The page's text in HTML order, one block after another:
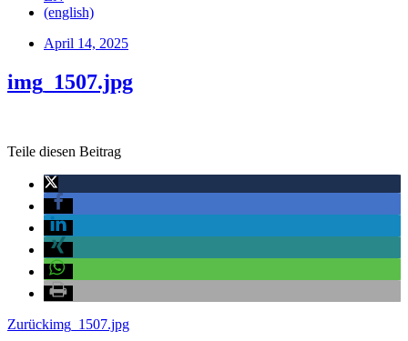
(english)
April 14, 2025
img_1507.jpg
Teile diesen Beitrag
Zurückimg_1507.jpg